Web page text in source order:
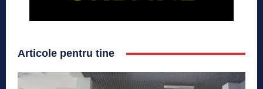
Articole pentru tine